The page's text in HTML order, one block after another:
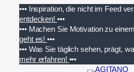
Inhalt
springen
••• Inspiration, die nicht im Feed
entdecken! •••
••• Machen Sie Motivation zu
geht es!•••
••• Was Sie täglich sehen, prägt,
mehr erfahren! •••